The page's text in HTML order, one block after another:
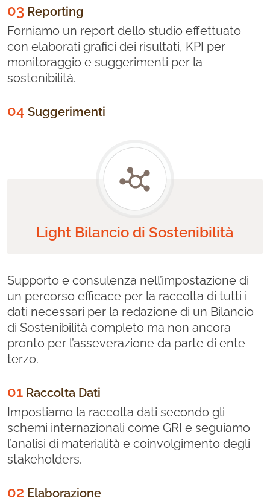
03 Reporting
Forniamo un report dello studio effettuato
con elaborati grafici dei risultati, KPI per
monitoraggio e suggerimenti per la
sostenibilità.
04 Suggerimenti
Light Bilancio di Sostenibilità
Supporto e consulenza nell’impostazione di
un percorso efficace per la raccolta di tutti i
dati necessari per la redazione di un Bilancio
di Sostenibilità completo ma non ancora
pronto per l’asseverazione da parte di ente
terzo.
01 Raccolta Dati
Impostiamo la raccolta dati secondo gli
schemi internazionali come GRI e seguiamo
l’analisi di materialità e coinvolgimento degli
stakeholders.
02 Elaborazione